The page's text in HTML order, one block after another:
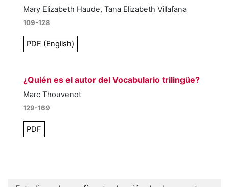
Mary Elizabeth Haude, Tana Elizabeth Villafana
109-128
PDF (English)
¿Quién es el autor del Vocabulario trilingüe?
Marc Thouvenot
129-169
PDF